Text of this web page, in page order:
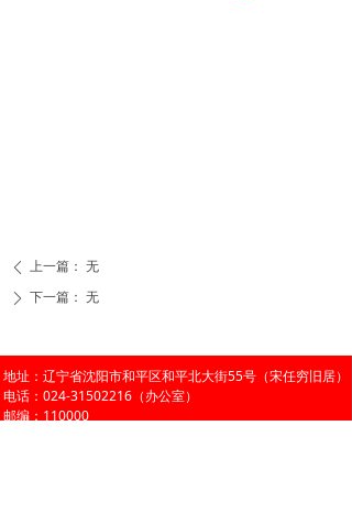
ꄴ 上一篇： 无
ꄲ 下一篇： 无
地址：辽宁省沈阳市和平区和平北大街55号（宋任穷旧居）
电话：024-31502216（办公室）
邮编：110000